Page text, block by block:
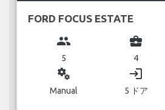
FORD FOCUS ESTATE
group
5
business_center
4
miscellaneous_services
Manual
login
5 ドア